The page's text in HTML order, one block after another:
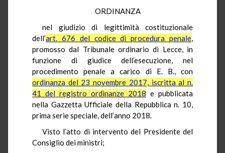
ORDINANZA
nel giudizio di legittimità costituzionale
dell’art. 676 del codice di procedura penale,
promosso dal Tribunale ordinario di Lecce, in
funzione di giudice dell’esecuzione, nel
procedimento penale a carico di E. B., con
ordinanza del 23 novembre 2017, iscritta al n.
41 del registro ordinanze 2018 e pubblicata
nella Gazzetta Ufficiale della Repubblica n. 10,
prima serie speciale, dell’anno 2018.
Visto l’atto di intervento del Presidente del
Consiglio dei ministri;